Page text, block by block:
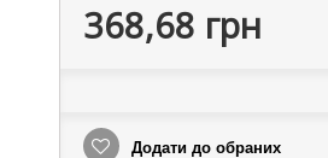
368,68 грн
Додати до обраних